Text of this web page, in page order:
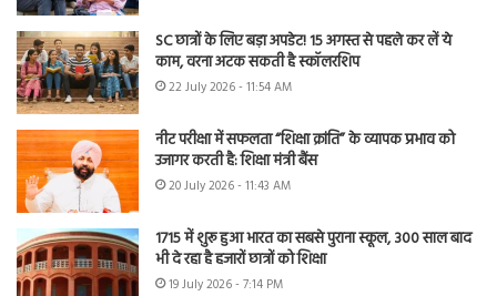
SC छात्रों के लिए बड़ा अपडेट! 15 अगस्त से पहले कर लें ये
काम, वरना अटक सकती है स्कॉलरशिप
22 July 2026 - 11:54 AM
नीट परीक्षा में सफलता “शिक्षा क्रांति” के व्यापक प्रभाव को
उजागर करती है: शिक्षा मंत्री बैंस
20 July 2026 - 11:43 AM
1715 में शुरू हुआ भारत का सबसे पुराना स्कूल, 300 साल बाद
भी दे रहा है हजारों छात्रों को शिक्षा
19 July 2026 - 7:14 PM